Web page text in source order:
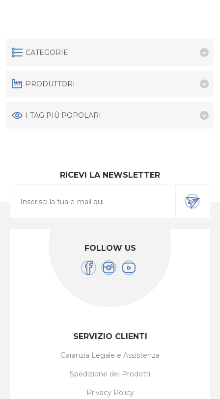
CATEGORIE
PRODUTTORI
I TAG PIÙ POPOLARI
RICEVI LA NEWSLETTER
FOLLOW US
SERVIZIO CLIENTI
Garanzia Legale e Assistenza
Spedizione dei Prodotti
Privacy Policy